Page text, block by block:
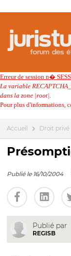
Erreur de session n�
La variable
dans la zone |root|.
Pour plus d'informations,
Accueil Droit privé
Publié le 16/10/2004
Publié par
REGISB